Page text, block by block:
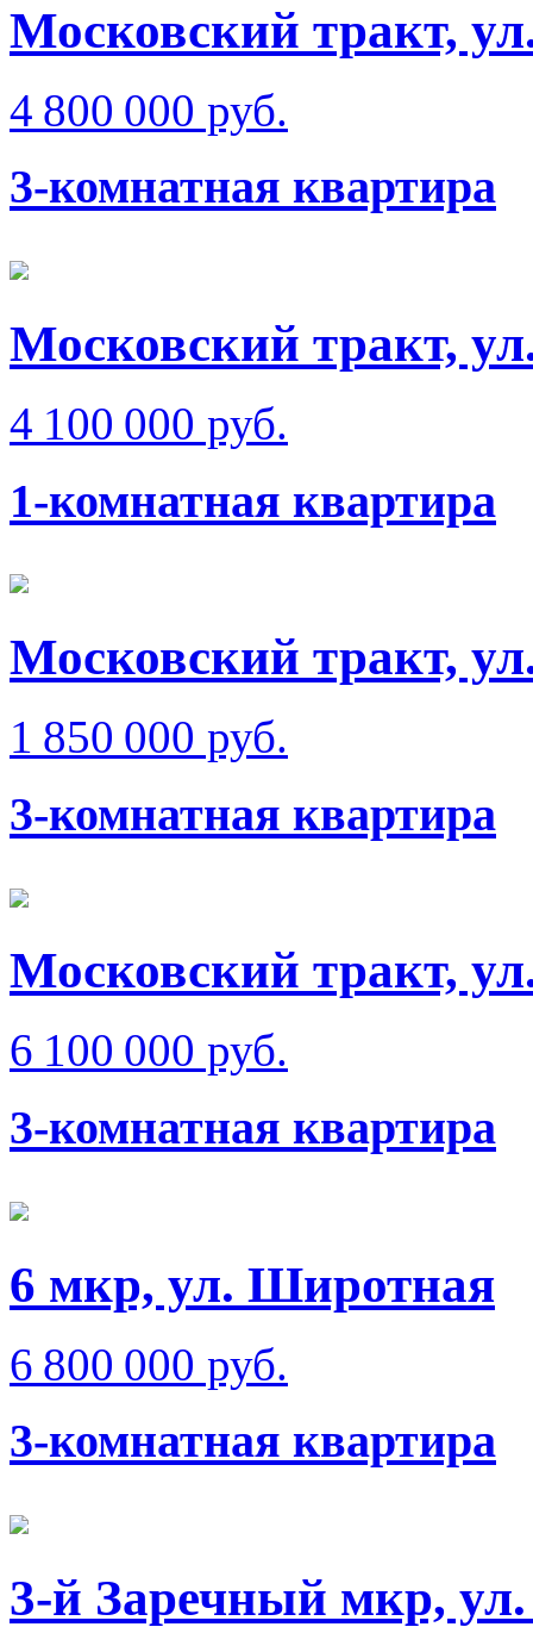
Московский тракт,
4 800 000 руб.
3-комнатная квартира
Московский тракт,
4 100 000 руб.
1-комнатная квартира
Московский тракт,
1 850 000 руб.
3-комнатная квартира
Московский тракт,
6 100 000 руб.
3-комнатная квартира
6 мкр, ул. Широтная
6 800 000 руб.
3-комнатная квартира
3-й Заречный мкр, ул.